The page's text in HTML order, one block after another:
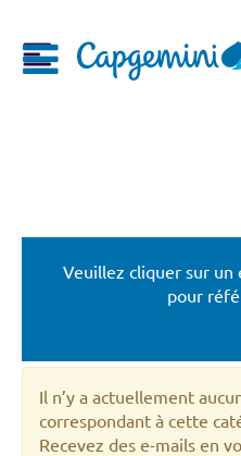
Veuillez cliquer sur
pour
Il n’y a actuellement
correspondant à cette
Recevez des e-mails en